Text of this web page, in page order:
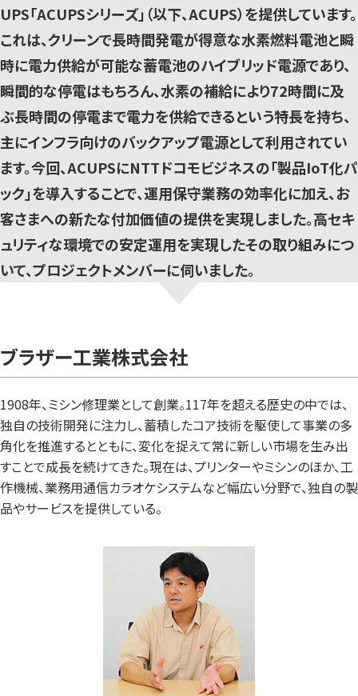
UPS「ACUPSシリーズ」（以下、ACUPS）を提供しています。
これは、クリーンで長時間発電が得意な水素燃料電池と瞬
時に電力供給が可能な蓄電池のハイブリッド電源であり、
瞬間的な停電はもちろん、水素の補給により72時間に及
ぶ長時間の停電まで電力を供給できるという特長を持ち、
主にインフラ向けのバックアップ電源として利用されてい
ます。今回、ACUPSにNTTドコモビジネスの「製品IoT化パ
ック」を導入することで、運用保守業務の効率化に加え、お
客さまへの新たな付加価値の提供を実現しました。高セキ
ュリティな環境での安定運用を実現したその取り組みにつ
いて、プロジェクトメンバーに伺いました。
ブラザー工業株式会社
1908年、ミシン修理業として創業。117年を超える歴史の中では、
独自の技術開発に注力し、蓄積したコア技術を駆使して事業の多
角化を推進するとともに、変化を捉えて常に新しい市場を生み出
すことで成長を続けてきた。現在は、プリンターやミシンのほか、工
作機械、業務用通信カラオケシステムなど幅広い分野で、独自の製
品やサービスを提供している。